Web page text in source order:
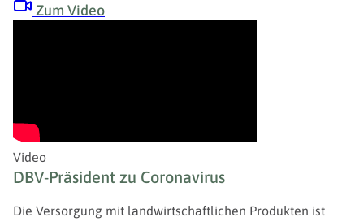
Zum Video
Video
DBV-Präsident zu Coronavirus
Die Versorgung mit landwirtschaftlichen Produkten ist